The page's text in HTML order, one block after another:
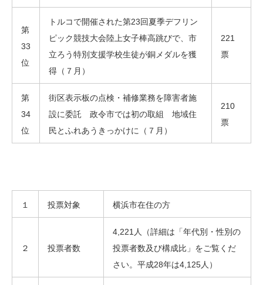
第
33
位
トルコで開催された第23回夏季デフリン
ピック競技大会陸上女子棒高跳びで、市
立ろう特別支援学校生徒が銅メダルを獲
得（７月）
221
票
第
34
位
街区表示板の点検・補修業務を障害者施
設に委託 政令市では初の取組 地域住
民とふれあうきっかけに（７月）
210
票
１ 投票対象 横浜市在住の方
２ 投票者数
4,221人（詳細は「年代別・性別の
投票者数及び構成比」をご覧くだ
さい。平成28年は4,125人）